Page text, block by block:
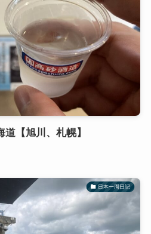
道【旭川、札幌】
日本一周日記